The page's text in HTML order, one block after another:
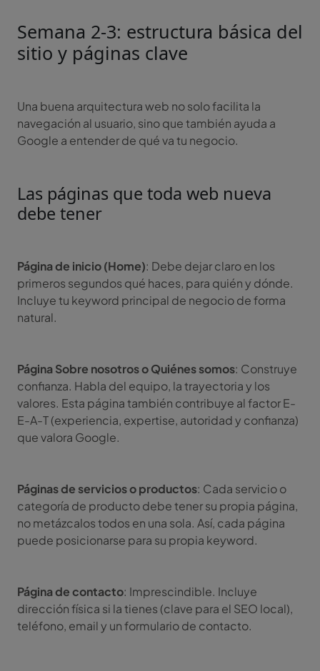
Semana 2-3: estructura básica del
sitio y páginas clave
Una buena arquitectura web no solo facilita la
navegación al usuario, sino que también ayuda a
Google a entender de qué va tu negocio.
Las páginas que toda web nueva
debe tener
Página de inicio (Home): Debe dejar claro en los
primeros segundos qué haces, para quién y dónde.
Incluye tu keyword principal de negocio de forma
natural.
Página Sobre nosotros o Quiénes somos: Construye
confianza. Habla del equipo, la trayectoria y los
valores. Esta página también contribuye al factor E-
E-A-T (experiencia, expertise, autoridad y confianza)
que valora Google.
Páginas de servicios o productos: Cada servicio o
categoría de producto debe tener su propia página,
no metázcalos todos en una sola. Así, cada página
puede posicionarse para su propia keyword.
Página de contacto: Imprescindible. Incluye
dirección física si la tienes (clave para el SEO local),
teléfono, email y un formulario de contacto.